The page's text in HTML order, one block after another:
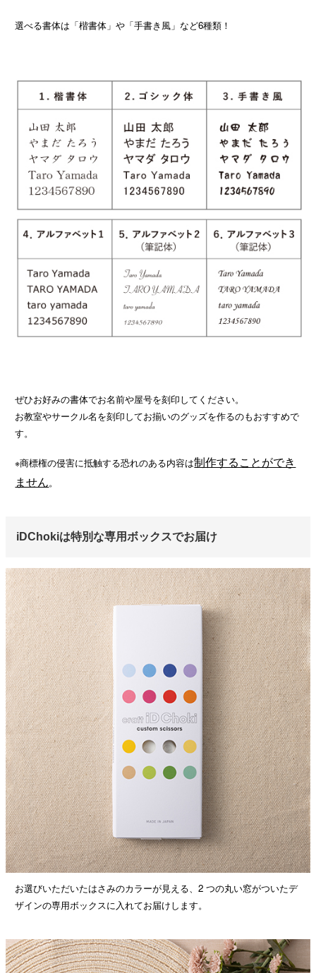
選べる書体は「楷書体」や「手書き風」など6種類！
ぜひお好みの書体でお名前や屋号を刻印してください。
お教室やサークル名を刻印してお揃いのグッズを作るのもおすすめで
す。
※商標権の侵害に抵触する恐れのある内容は制作することができ
ません。
iDChokiは特別な専用ボックスでお届け
お選びいただいたはさみのカラーが見える、2 つの丸い窓がついたデ
ザインの専用ボックスに入れてお届けします。